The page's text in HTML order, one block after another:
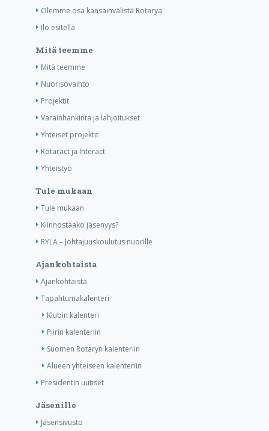
Olemme osa kansainvälistä Rotarya
Ilo esitellä
Mitä teemme
Mitä teemme
Nuorisovaihto
Projektit
Varainhankinta ja lahjoitukset
Yhteiset projektit
Rotaract ja Interact
Yhteistyö
Tule mukaan
Tule mukaan
Kiinnostaako jäsenyys?
RYLA – Johtajuuskoulutus nuorille
Ajankohtaista
Ajankohtaista
Tapahtumakalenteri
Klubin kalenteri
Piirin kalenteriin
Suomen Rotaryn kalenteriin
Alueen yhteiseen kalenteriin
Presidentin uutiset
Jäsenille
Jäsensivusto